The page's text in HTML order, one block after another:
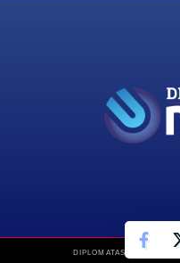
DIPLOMATAS NEWS ©